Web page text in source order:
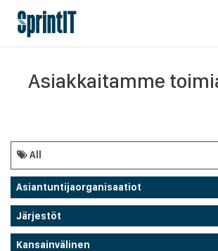
Asiakkaitamme
All
Asiantuntijaorganisaatiot
Järjestöt
Kansainvälinen